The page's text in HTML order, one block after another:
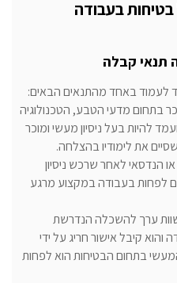
בעבודה
תנאי קבלה
לעמוד באחד מהתנאים הבאים:
בתחום מדעי הטבע, הטכנולוגיה
להיות בעל ניסיון מעשי ומוכר
את לימודיו בהצלחה.
הנדסאי לאחר שרכש ניסיון
לפחות בעבודה במקצוע מרגע
ערך להשכלה הנדרשת
קיבל אישור חריג על ידי
בתחום הבטיחות הוא לפחות